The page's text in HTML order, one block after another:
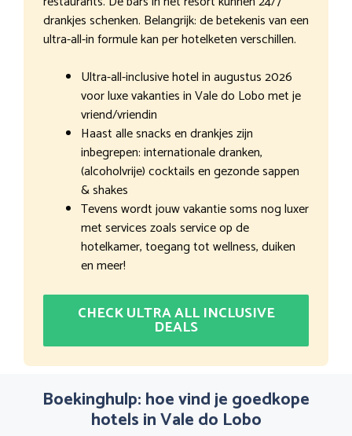
drankjes schenken. Belangrijk: de betekenis van een
ultra-all-in formule kan per hotelketen verschillen.
Ultra-all-inclusive hotel in augustus 2026
voor luxe vakanties in Vale do Lobo met je
vriend/vriendin
Haast alle snacks en drankjes zijn
inbegrepen: internationale dranken,
(alcoholvrije) cocktails en gezonde sappen
& shakes
Tevens wordt jouw vakantie soms nog luxer
met services zoals service op de
hotelkamer, toegang tot wellness, duiken
en meer!
CHECK ULTRA ALL INCLUSIVE
DEALS
Boekinghulp: hoe vind je goedkope
hotels in Vale do Lobo